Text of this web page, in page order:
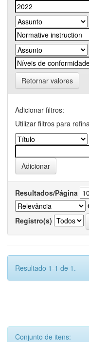
Retornar valores
Adicionar filtros:
Utilizar filtros para
Resultados/Página
Registro(s)
Resultado 1-1 de 1.
Conjunto de itens: